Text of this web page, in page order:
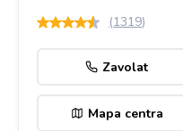
(1319)
Zavolat
Mapa centra